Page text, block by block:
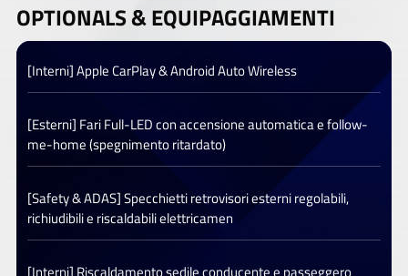
OPTIONALS &EQUIPAGGIAMENTI
[Interni] Apple CarPlay & Android Auto Wireless
[Esterni] Fari Full-LED con accensione automatica e follow-
me-home (spegnimento ritardato)
[Safety & ADAS] Specchietti retrovisori esterni regolabili,
richiudibili e riscaldabili elettricamen
[Interni] Riscaldamento sedile conducente e passeggero